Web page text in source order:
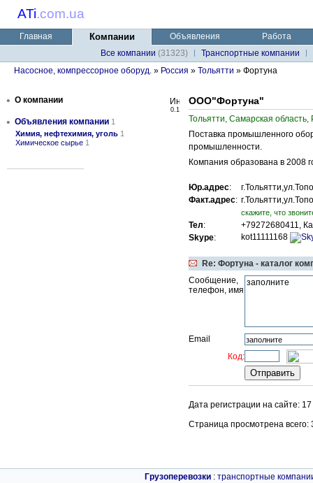
ATi.com.ua
Главная Компании Объявления
Работа
Все компании (31323)
Транспортные компании
Насосное, компрессорное оборуд. » Россия » Тольятти » Фортуна
• О компании
• Объявления компании 1
Химия, нефтехимия, уголь 1
Химическое сырье 1
0.1
ООО"Фортуна"
Тольятти, Самарская область,
Поставка промышленного
промышленности.
Компания образована в 2008
Юр.адрес:
Факт.адрес:
cкажите, что
Тел:
+79272680411,
Skype: kot11111168
Re: Фортуна - каталог
Сообщение,
телефон, имя
Email
Код:
Дата регистрации на сайте:
Страница просмотрена всего:
Грузоперевозки : транспортные